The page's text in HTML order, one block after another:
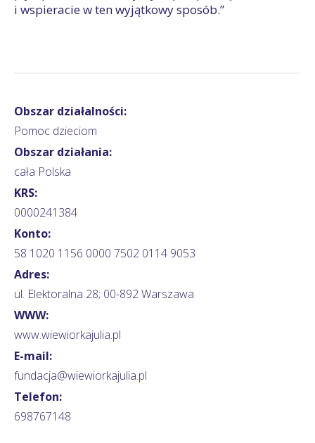
i wspieracie w ten wyjątkowy sposób.”
Obszar działalności:
Pomoc dzieciom
Obszar działania:
cała Polska
KRS:
0000241384
Konto:
58 1020 1156 0000 7502 0114 9053
Adres:
ul. Elektoralna 28; 00-892 Warszawa
WWW:
www.wiewiorkajulia.pl
E-mail:
fundacja@wiewiorkajulia.pl
Telefon:
698767148